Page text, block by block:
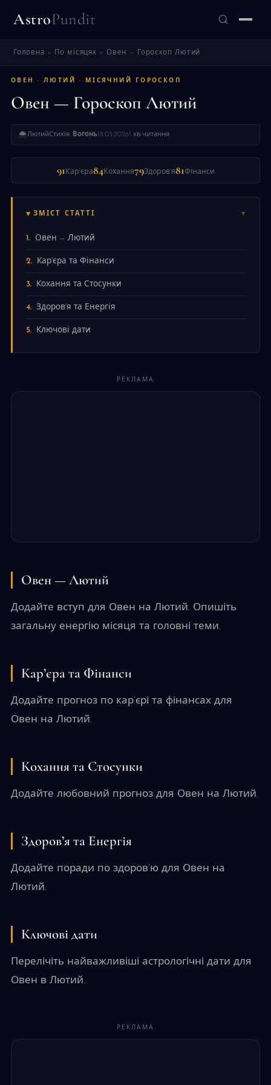
AstroPundit
Головна » По місяцях »Овен — Гороскоп Лютий
ОВЕН · ЛЮТИЙ · МІСЯЧНИЙ ГОРОСКОП
Овен — Гороскоп Лютий
🌨ЛютийСтихія: Вогонь18.03.20261 хв читання
91 Кар'єра84Кохання79Здоров'я81Фінанси
ЗМІСТ СТАТТІ
Овен — Лютий
Кар'єра та Фінанси
Кохання та Стосунки
Здоров'я та Енергія
Ключові дати
РЕКЛАМА
Овен — Лютий
Додайте вступ для Овен на Лютий. Опишіть
загальну енергію місяця та головні теми.
Кар’єра та Фінанси
Додайте прогноз по кар’єрі та фінансах для
Овен на Лютий.
Кохання та Стосунки
Додайте любовний прогноз для Овен на Лютий.
Здоров’я та Енергія
Додайте поради по здоров’ю для Овен на
Лютий.
Ключові дати
Перелічіть найважливіші астрологічні дати для
Овен в Лютий.
РЕКЛАМА